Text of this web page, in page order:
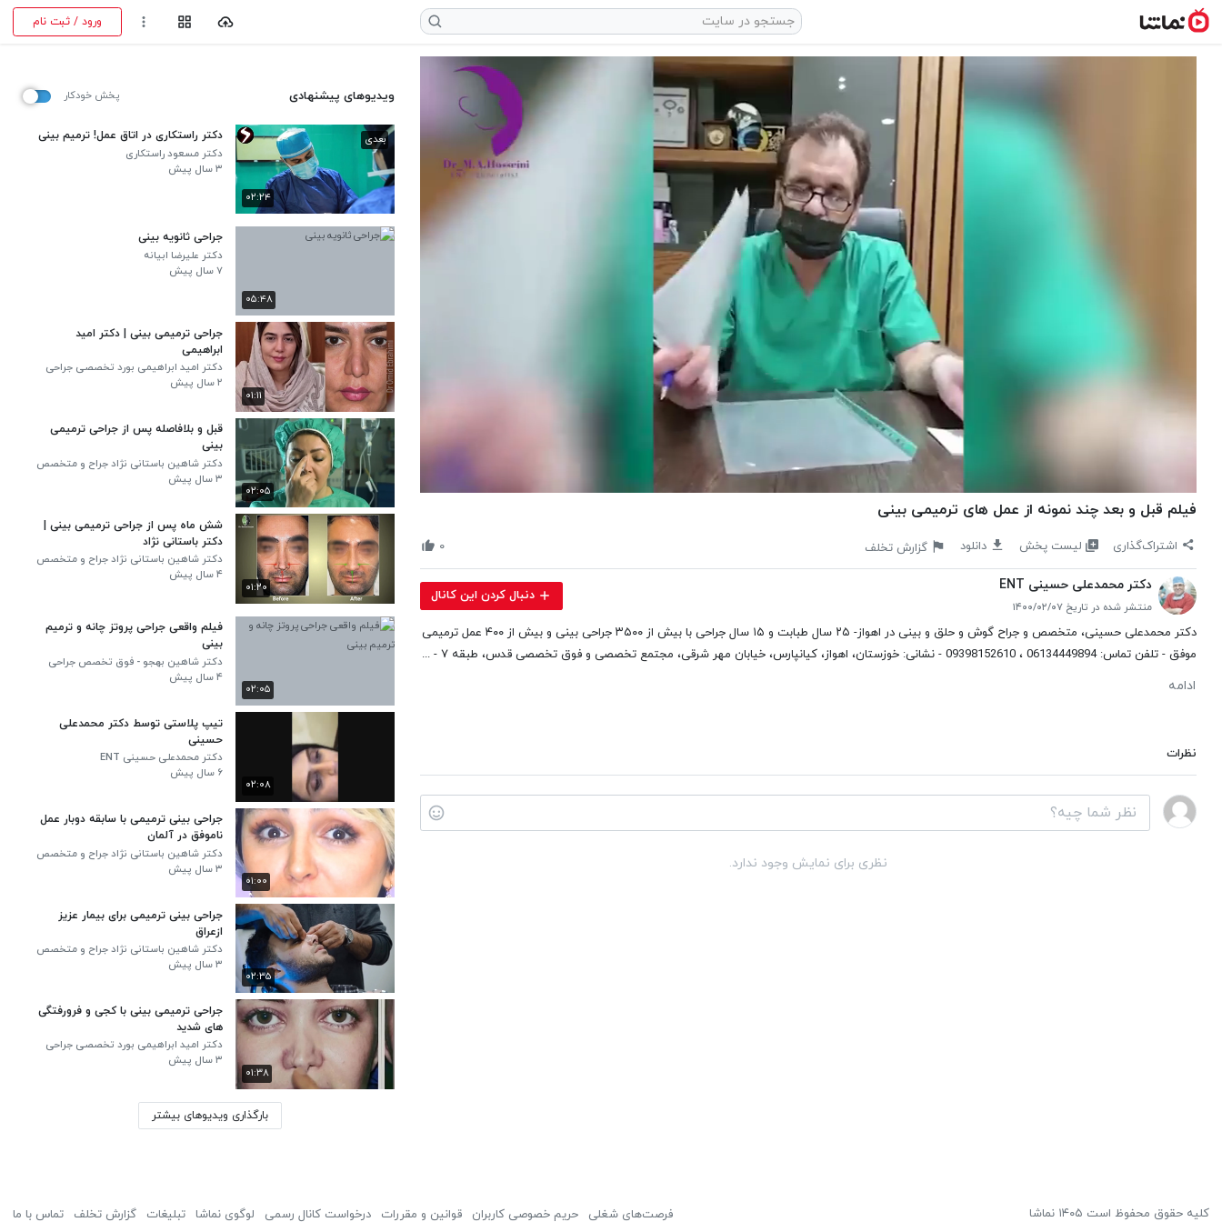
ورود / ثبت نام
فیلم قبل و بعد چند نمونه از عمل های ترمیمی بینی
اشتراک‌گذاری لیست پخش دانلود گزارش تخلف ۰
دکتر محمدعلی حسینی ENT
منتشر شده در تاریخ ۱۴۰۰/۰۲/۰۷
دنبال کردن این کانال
دکتر محمدعلی حسینی، متخصص و جراح گوش و حلق و بینی در اهواز- ۲۵ سال طبابت و ۱۵ سال جراحی با بیش از ۳۵۰۰ جراحی بینی و بیش از ۴۰۰ عمل ترمیمی
موفق - تلفن تماس: 06134449894 ، 09398152610 - نشانی: خوزستان، اهواز، کیانپارس، خیابان مهر شرقی، مجتمع تخصصی و فوق تخصصی قدس، طبقه ۷ - ...
ادامه
نظرات
نظری برای نمایش وجود ندارد.
ویدیوهای پیشنهادی پخش خودکار
۰۲:۲۴
بعدی دکتر راستکاری در اتاق عمل! ترمیم بینی
دکتر مسعود راستکاری
۳ سال پیش
۰۵:۴۸
جراحی ثانویه بینی
دکتر علیرضا ابیانه
۷ سال پیش
۰۱:۱۱
جراحی ترمیمی بینی | دکتر امید
ابراهیمی
دکتر امید ابراهیمی بورد تخصصی جراحی
گوش، حلق و بینی
۲ سال پیش
۰۲:۰۵
قبل و بلافاصله پس از جراحی ترمیمی
بینی
دکتر شاهین باستانی نژاد جراح و متخصص
گوش، گلو و بینی - جراح بینی
۳ سال پیش
۰۱:۲۰
شش ماه پس از جراحی ترمیمی بینی |
دکتر باستانی نژاد
دکتر شاهین باستانی نژاد جراح و متخصص
گوش، گلو و بینی - جراح بینی
۴ سال پیش
۰۲:۰۵
فیلم واقعی جراحی پروتز چانه و ترمیم
بینی
دکتر شاهین بهجو - فوق تخصص جراحی
پلاستیک
۴ سال پیش
۰۲:۰۸
تیپ پلاستی توسط دکتر محمدعلی
حسینی
دکتر محمدعلی حسینی ENT
۶ سال پیش
۰۱:۰۰
جراحی بینی ترمیمی با سابقه دوبار عمل
ناموفق در آلمان
دکتر شاهین باستانی نژاد جراح و متخصص
گوش، گلو و بینی - جراح بینی
۳ سال پیش
۰۲:۳۵
جراحی بینی ترمیمی برای بیمار عزیز
ازعراق
دکتر شاهین باستانی نژاد جراح و متخصص
گوش، گلو و بینی - جراح بینی
۳ سال پیش
۰۱:۳۸
جراحی ترمیمی بینی با کجی و فرورفتگی
های شدید
دکتر امید ابراهیمی بورد تخصصی جراحی
گوش، حلق و بینی
۳ سال پیش
بارگذاری ویدیوهای بیشتر
کلیه حقوق محفوظ است ۱۴۰۵ نماشا فرصت‌های شغلی حریم خصوصی کاربران قوانین و مقررات درخواست کانال رسمی لوگوی نماشا تبلیغات گزارش تخلف تماس با ما